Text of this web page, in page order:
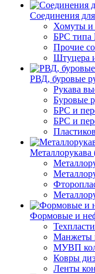
Соединения
Хомуты и
БРС типа
Прочие
Штуцера
РВД, буровые
Рукава
Буровые
БРС и
БРС и
Металлорукава
Формовые и
Манжеты
МУВП
Ковры
Ленты